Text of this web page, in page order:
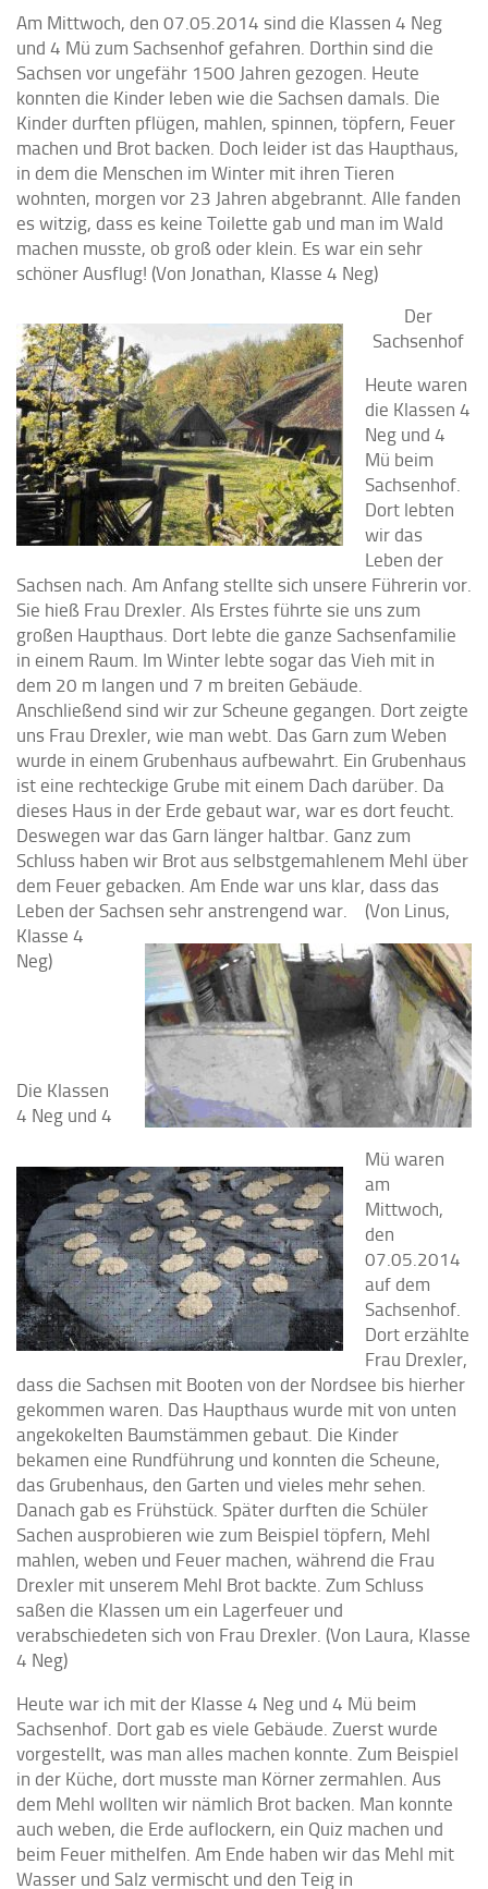
Am Mittwoch, den 07.05.2014 sind die Klassen 4 Neg
und 4 Mü zum Sachsenhof gefahren. Dorthin sind die
Sachsen vor ungefähr 1500 Jahren gezogen. Heute
konnten die Kinder leben wie die Sachsen damals. Die
Kinder durften pflügen, mahlen, spinnen, töpfern, Feuer
machen und Brot backen. Doch leider ist das Haupthaus,
in dem die Menschen im Winter mit ihren Tieren
wohnten, morgen vor 23 Jahren abgebrannt. Alle fanden
es witzig, dass es keine Toilette gab und man im Wald
machen musste, ob groß oder klein. Es war ein sehr
schöner Ausflug! (Von Jonathan, Klasse 4 Neg)
Der
Sachsenhof
Heute waren
die Klassen 4
Neg und 4
Mü beim
Sachsenhof.
Dort lebten
wir das
Leben der
Sachsen nach. Am Anfang stellte sich unsere Führerin vor.
Sie hieß Frau Drexler. Als Erstes führte sie uns zum
großen Haupthaus. Dort lebte die ganze Sachsenfamilie
in einem Raum. Im Winter lebte sogar das Vieh mit in
dem 20 m langen und 7 m breiten Gebäude.
Anschließend sind wir zur Scheune gegangen. Dort zeigte
uns Frau Drexler, wie man webt. Das Garn zum Weben
wurde in einem Grubenhaus aufbewahrt. Ein Grubenhaus
ist eine rechteckige Grube mit einem Dach darüber. Da
dieses Haus in der Erde gebaut war, war es dort feucht.
Deswegen war das Garn länger haltbar. Ganz zum
Schluss haben wir Brot aus selbstgemahlenem Mehl über
dem Feuer gebacken. Am Ende war uns klar, dass das
Leben der Sachsen sehr anstrengend war. (Von Linus,
Klasse 4
Neg)
Die Klassen
4 Neg und 4
Mü waren
am
Mittwoch,
den
07.05.2014
auf dem
Sachsenhof.
Dort erzählte
Frau Drexler,
dass die Sachsen mit Booten von der Nordsee bis hierher
gekommen waren. Das Haupthaus wurde mit von unten
angekokelten Baumstämmen gebaut. Die Kinder
bekamen eine Rundführung und konnten die Scheune,
das Grubenhaus, den Garten und vieles mehr sehen.
Danach gab es Frühstück. Später durften die Schüler
Sachen ausprobieren wie zum Beispiel töpfern, Mehl
mahlen, weben und Feuer machen, während die Frau
Drexler mit unserem Mehl Brot backte. Zum Schluss
saßen die Klassen um ein Lagerfeuer und
verabschiedeten sich von Frau Drexler. (Von Laura, Klasse
4 Neg)
Heute war ich mit der Klasse 4 Neg und 4 Mü beim
Sachsenhof. Dort gab es viele Gebäude. Zuerst wurde
vorgestellt, was man alles machen konnte. Zum Beispiel
in der Küche, dort musste man Körner zermahlen. Aus
dem Mehl wollten wir nämlich Brot backen. Man konnte
auch weben, die Erde auflockern, ein Quiz machen und
beim Feuer mithelfen. Am Ende haben wir das Mehl mit
Wasser und Salz vermischt und den Teig in